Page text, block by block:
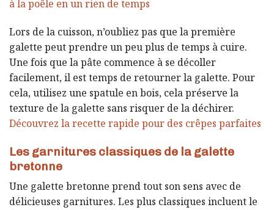
à la poêle en un rien de temps
Lors de la cuisson, n’oubliez pas que la première
galette peut prendre un peu plus de temps à cuire.
Une fois que la pâte commence à se décoller
facilement, il est temps de retourner la galette. Pour
cela, utilisez une spatule en bois, cela préserve la
texture de la galette sans risquer de la déchirer.
Découvrez la recette rapide pour des crêpes parfaites
Les garnitures classiques de la galette
bretonne
Une galette bretonne prend tout son sens avec de
délicieuses garnitures. Les plus classiques incluent le